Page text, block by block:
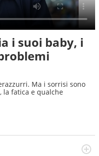
i suoi baby, i
Ma i sorrisi sono
la fatica e qualche